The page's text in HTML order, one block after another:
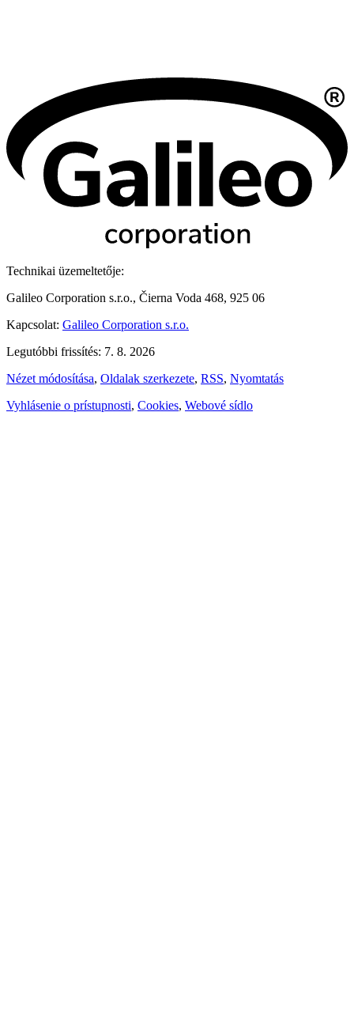
Technikai üzemeltetője:
Galileo Corporation s.r.o., Čierna Voda 468, 925 06
Kapcsolat: Galileo Corporation s.r.o.
Legutóbbi frissítés: 7. 8. 2026
Nézet módosítása, Oldalak szerkezete, RSS, Nyomtatás
Vyhlásenie o prístupnosti, Cookies, Webové sídlo